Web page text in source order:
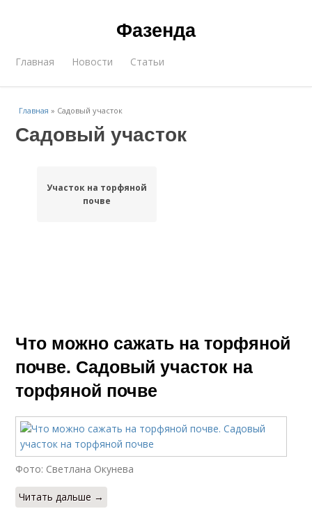
Фазенда
Главная Новости Статьи
Главная » Садовый участок
Садовый участок
Участок на торфяной
почве
Что можно сажать на торфяной
почве. Садовый участок на
торфяной почве
Фото: Светлана Окунева
Читать дальше →